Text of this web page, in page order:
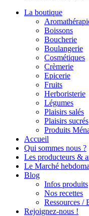
La boutique
Boissons
Boucherie
Boulangerie
Cosmétiques
Crèmerie
Epicerie
Fruits
Herboristerie
Légumes
Plaisirs salés
Plaisirs sucrés
Produits
Accueil
Qui sommes nous ?
Les producteurs &
Le Marché
Blog
Infos produits
Nos recettes
Ressources /
Rejoignez-nous !